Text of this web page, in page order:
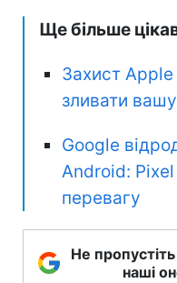
Ще більше
Захист
зливати
Google
Android:
перевагу
Не
наші